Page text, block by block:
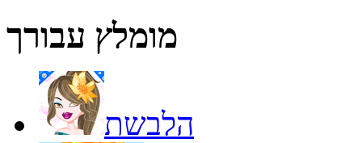
מומלץ עבורך
הלבשת